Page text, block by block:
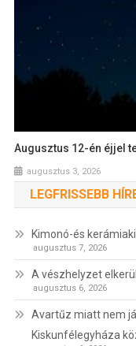
Augusztus 12-én éjjel
augusztus 3, 2026
LEGFRISSEBB
Kimonó-és
augusztus 7, 2026
A vészhelyzet
augusztus 6, 2026
Avartűz miatt nem
Kiskunfélegyháza